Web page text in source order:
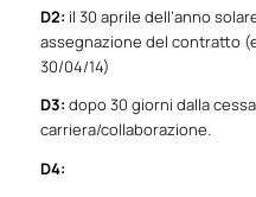
D2: il 30 aprile dell’anno
assegnazione del contratto
30/04/14)
D3: dopo 30 giorni dalla
carriera/collaborazione.
D4: